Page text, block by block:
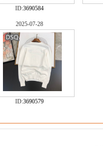
ID:3690584
2025-07-28
ID:3690579